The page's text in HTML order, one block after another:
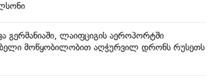
გერმანიაში, ლაიფციგის აეროპორტში
მოწყობილობით აღჭურვილ დრონს რუსეთს